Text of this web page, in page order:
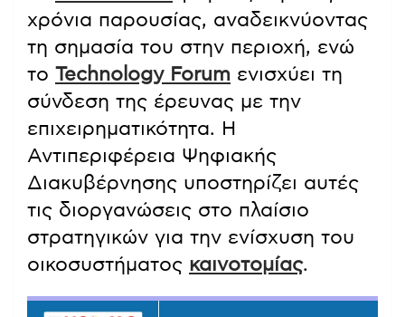
χρόνια παρουσίας, αναδεικνύοντας
τη σημασία του στην περιοχή, ενώ
το Technology Forum ενισχύει τη
σύνδεση της έρευνας με την
επιχειρηματικότητα. Η
Αντιπεριφέρεια Ψηφιακής
Διακυβέρνησης υποστηρίζει αυτές
τις διοργανώσεις στο πλαίσιο
στρατηγικών για την ενίσχυση του
οικοσυστήματος καινοτομίας.